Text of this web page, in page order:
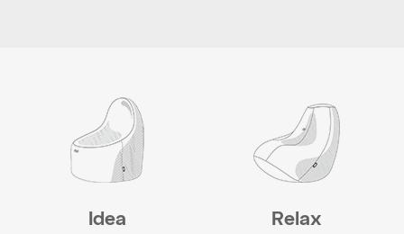
Idea Relax